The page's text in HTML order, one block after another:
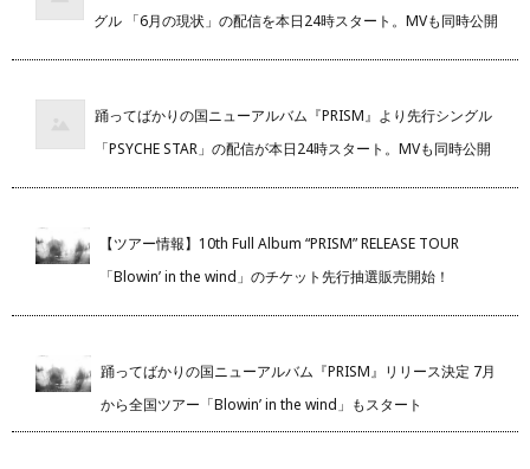
グル 「6月の現状」の配信を本日24時スタート。MVも同時公開
踊ってばかりの国ニューアルバム『PRISM』より先行シングル
「PSYCHE STAR」の配信が本日24時スタート。MVも同時公開
【ツアー情報】10th Full Album “PRISM” RELEASE TOUR
「Blowin’ in the wind」のチケット先行抽選販売開始！
踊ってばかりの国ニューアルバム『PRISM』リリース決定 7月
から全国ツアー「Blowin’ in the wind」もスタート